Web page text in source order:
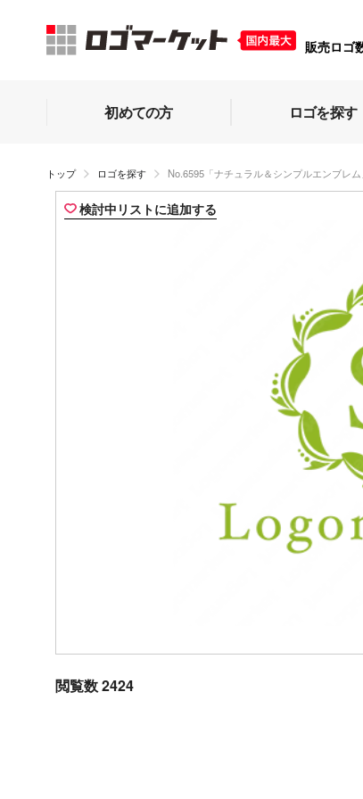
販売ロゴ
初めての方 ロゴを探す
トップ ロゴを探す No.6595「ナチュラル＆シンプルエンブレム
検討中リストに追加する
閲覧数 2424